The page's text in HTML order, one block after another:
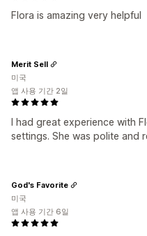
Flora is amazing very helpful
I had great experience with
settings. She was polite and
Merit Sell
미국
앱 사용 기간 2일
God's Favorite
미국
앱 사용 기간 6일